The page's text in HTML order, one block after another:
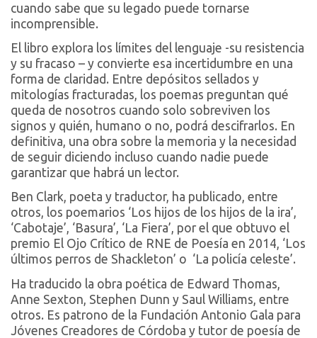
cuando sabe que su legado puede tornarse
incomprensible.
El libro explora los límites del lenguaje -su resistencia
y su fracaso – y convierte esa incertidumbre en una
forma de claridad. Entre depósitos sellados y
mitologías fracturadas, los poemas preguntan qué
queda de nosotros cuando solo sobreviven los
signos y quién, humano o no, podrá descifrarlos. En
definitiva, una obra sobre la memoria y la necesidad
de seguir diciendo incluso cuando nadie puede
garantizar que habrá un lector.
Ben Clark, poeta y traductor, ha publicado, entre
otros, los poemarios ‘Los hijos de los hijos de la ira’,
‘Cabotaje’, ‘Basura’, ‘La Fiera’, por el que obtuvo el
premio El Ojo Crítico de RNE de Poesía en 2014, ‘Los
últimos perros de Shackleton’ o ‘La policía celeste’.
Ha traducido la obra poética de Edward Thomas,
Anne Sexton, Stephen Dunn y Saul Williams, entre
otros. Es patrono de la Fundación Antonio Gala para
Jóvenes Creadores de Córdoba y tutor de poesía de